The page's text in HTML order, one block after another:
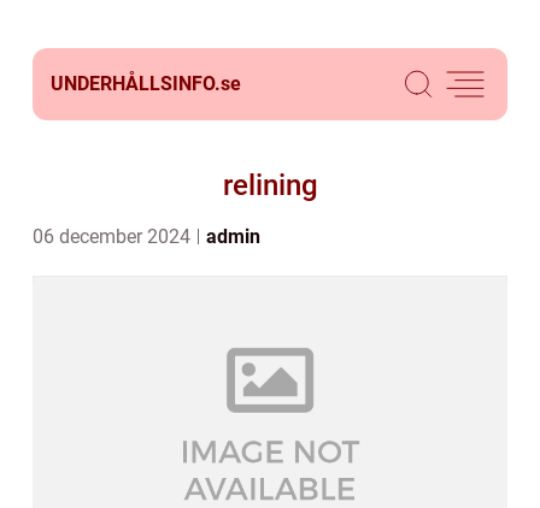
UNDERHÅLLSINFO.se
relining
06 december 2024 admin